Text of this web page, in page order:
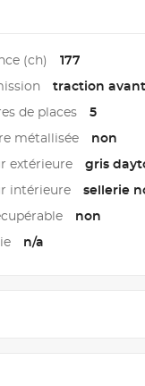
(ch) 177
traction avant
de places 5
métallisée non
extérieure gris
intérieure sellerie
non
n/a